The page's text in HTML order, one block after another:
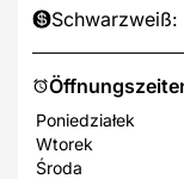
Poniedziałek
Wtorek
Środa